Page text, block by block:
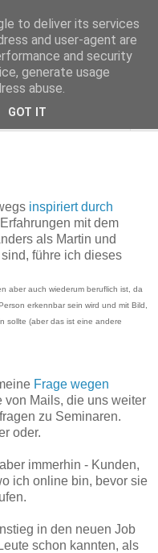
Arroganz.
inspiriert durch
mit dem
als Martin und
führe ich dieses
aber auch wiederum beruflich ist, da
erkennbar sein wird und mit Bild,
sollte (aber das ist eine andere
Frage wegen
von Mails, die uns weiter
zu Seminaren.
oder.
immerhin - Kunden,
ich online bin, bevor sie
in den neuen Job
schon kannten, als
to deliver its services
and user-agent are
and security
generate usage
abuse.
GOT IT